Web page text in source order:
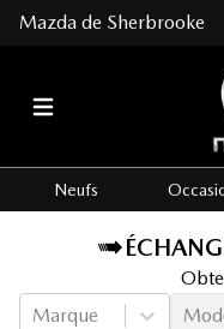
Mazda de Sherbrooke
Neufs
Marque